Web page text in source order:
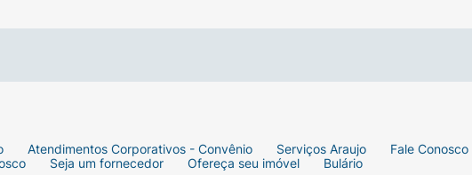
Atendimentos Corporativos - Convênio Serviços Araujo
Fale Conosco
Seja um fornecedor Ofereça seu imóvel Bulário